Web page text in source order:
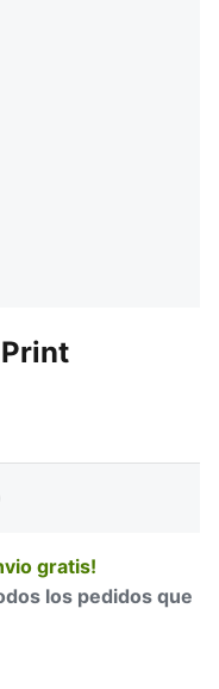
gratis!
los pedidos que